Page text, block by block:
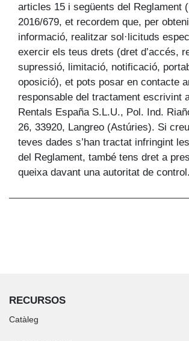
articles 15 i següents del Reglament
2016/679, et recordem que, per
informació, realitzar sol·licituds
exercir els teus drets (dret d’accés,
supressió, limitació, notificació,
oposició), et pots posar en contacte
responsable del tractament escrivint
Rentals España S.L.U., Pol. Ind.
26, 33920, Langreo (Astúries). Si
teves dades s’han tractat infringint
del Reglament, també tens dret a
queixa davant una autoritat de control.
RECURSOS
Catàleg